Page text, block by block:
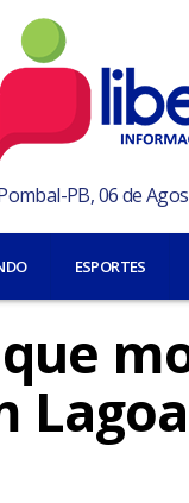
PB, 06 de
ESPORTES